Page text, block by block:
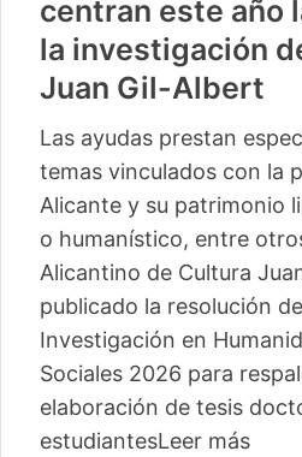
centran este año
la investigación
Juan Gil-Albert
Las ayudas prestan
temas vinculados con la
Alicante y su patrimonio
o humanístico, entre
Alicantino de Cultura
publicado la resolución
Investigación en
Sociales 2026 para
elaboración de tesis
estudiantesLeer más